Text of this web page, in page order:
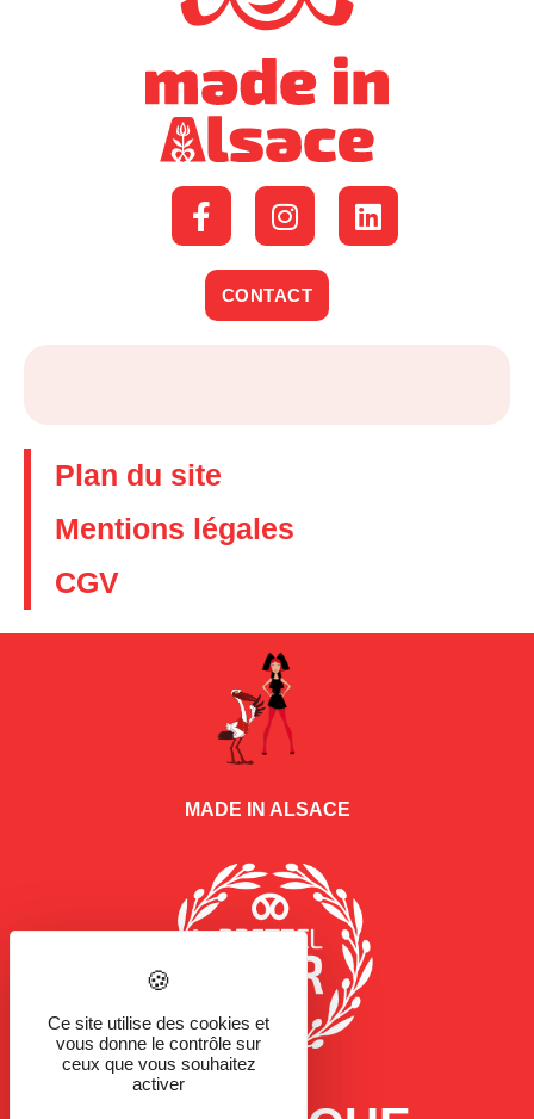
CONTACT
Plan du site
Mentions légales
CGV
MADE IN ALSACE
Ce site utilise des cookies et
vous donne le contrôle sur
ceux que vous souhaitez
activer